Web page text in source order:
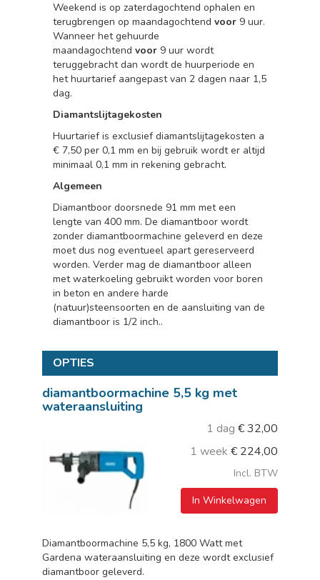
Weekend is op zaterdagochtend ophalen en
terugbrengen op maandagochtend voor 9 uur.
Wanneer het gehuurde
maandagochtend voor 9 uur wordt
teruggebracht dan wordt de huurperiode en
het huurtarief aangepast van 2 dagen naar 1,5
dag.
Diamantslijtagekosten
Huurtarief is exclusief diamantslijtagekosten a
€ 7,50 per 0,1 mm en bij gebruik wordt er altijd
minimaal 0,1 mm in rekening gebracht.
Algemeen
Diamantboor doorsnede 91 mm met een
lengte van 400 mm. De diamantboor wordt
zonder diamantboormachine geleverd en deze
moet dus nog eventueel apart gereserveerd
worden. Verder mag de diamantboor alleen
met waterkoeling gebruikt worden voor boren
in beton en andere harde
(natuur)steensoorten en de aansluiting van de
diamantboor is 1/2 inch..
OPTIES
diamantboormachine 5,5 kg met
wateraansluiting
1 dag €32,00
1 week € 224,00
Incl. BTW
In Winkelwagen
Diamantboormachine 5,5 kg, 1800 Watt met
Gardena wateraansluiting en deze wordt exclusief
diamantboor geleverd.